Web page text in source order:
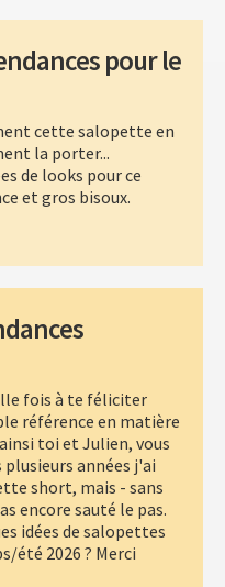
pour le
cette salopette en
la porter...
de looks pour ce
et gros bisoux.
fois à te féliciter
référence en matière
toi et Julien, vous
années j'ai
short, mais - sans
encore sauté le pas.
idées de salopettes
été 2026 ? Merci